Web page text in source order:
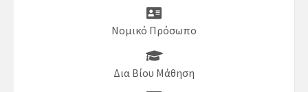
Νομικό Πρόσωπο
Δια Βίου Μάθηση